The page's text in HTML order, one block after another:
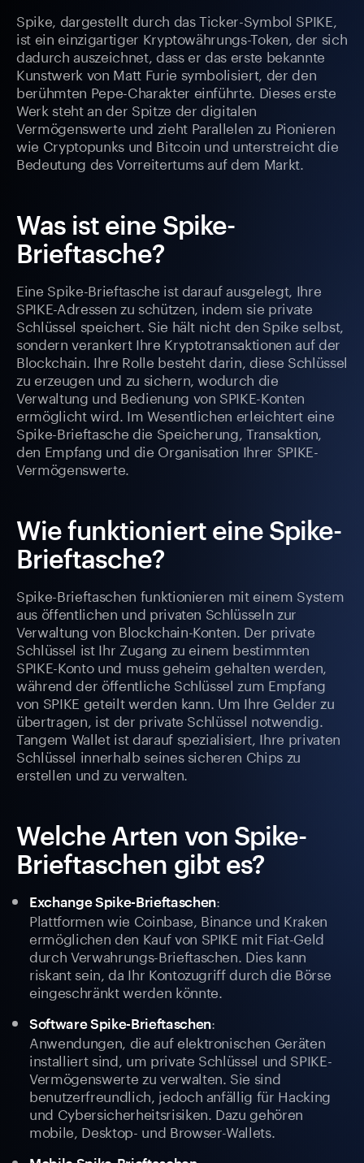
Spike, dargestellt durch das Ticker-Symbol SPIKE,
ist ein einzigartiger Kryptowährungs-Token, der sich
dadurch auszeichnet, dass er das erste bekannte
Kunstwerk von Matt Furie symbolisiert, der den
berühmten Pepe-Charakter einführte. Dieses erste
Werk steht an der Spitze der digitalen
Vermögenswerte und zieht Parallelen zu Pionieren
wie Cryptopunks und Bitcoin und unterstreicht die
Bedeutung des Vorreitertums auf dem Markt.
Was ist eine Spike-
Brieftasche?
Eine Spike-Brieftasche ist darauf ausgelegt, Ihre
SPIKE-Adressen zu schützen, indem sie private
Schlüssel speichert. Sie hält nicht den Spike selbst,
sondern verankert Ihre Kryptotransaktionen auf der
Blockchain. Ihre Rolle besteht darin, diese Schlüssel
zu erzeugen und zu sichern, wodurch die
Verwaltung und Bedienung von SPIKE-Konten
ermöglicht wird. Im Wesentlichen erleichtert eine
Spike-Brieftasche die Speicherung, Transaktion,
den Empfang und die Organisation Ihrer SPIKE-
Vermögenswerte.
Wie funktioniert eine Spike-
Brieftasche?
Spike-Brieftaschen funktionieren mit einem System
aus öffentlichen und privaten Schlüsseln zur
Verwaltung von Blockchain-Konten. Der private
Schlüssel ist Ihr Zugang zu einem bestimmten
SPIKE-Konto und muss geheim gehalten werden,
während der öffentliche Schlüssel zum Empfang
von SPIKE geteilt werden kann. Um Ihre Gelder zu
übertragen, ist der private Schlüssel notwendig.
Tangem Wallet ist darauf spezialisiert, Ihre privaten
Schlüssel innerhalb seines sicheren Chips zu
erstellen und zu verwalten.
Welche Arten von Spike-
Brieftaschen gibt es?
Exchange Spike-Brieftaschen:
Plattformen wie Coinbase, Binance und Kraken
ermöglichen den Kauf von SPIKE mit Fiat-Geld
durch Verwahrungs-Brieftaschen. Dies kann
riskant sein, da Ihr Kontozugriff durch die Börse
eingeschränkt werden könnte.
Software Spike-Brieftaschen:
Anwendungen, die auf elektronischen Geräten
installiert sind, um private Schlüssel und SPIKE-
Vermögenswerte zu verwalten. Sie sind
benutzerfreundlich, jedoch anfällig für Hacking
und Cybersicherheitsrisiken. Dazu gehören
mobile, Desktop- und Browser-Wallets.